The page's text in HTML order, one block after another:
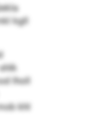
kgll
lholl
khl